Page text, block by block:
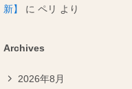
新】
に ペリ より
Archives
2026年8月